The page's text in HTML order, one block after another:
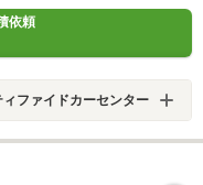
依頼
ファイドカーセンター